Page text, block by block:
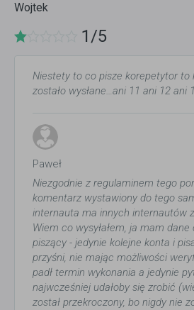
Wojtek
1/5
Niestety to co pisze korepetytor to
zostało wysłane…ani 11 ani 12 ani
Paweł
Niezgodnie z regulaminem tego
komentarz wystawiony do tego
internauta ma innych internautów
Wiem co wysyłałem, ja mam dane
piszący - jedynie kolejne konta i
przyśni, nie mając możliwości
padł termin wykonania a jedynie
najwcześniej udałoby się zrobić
został przekroczony, bo nigdy nie